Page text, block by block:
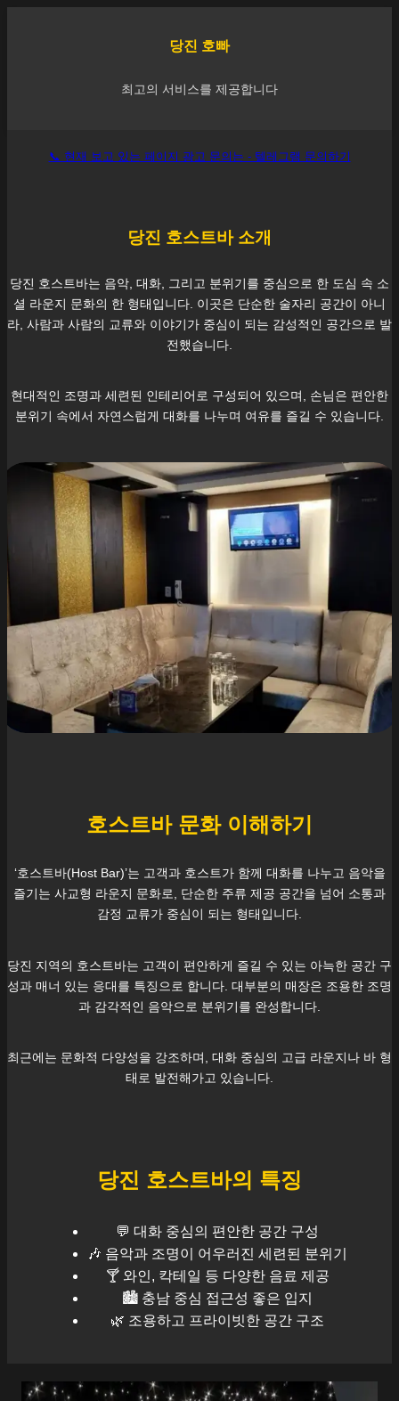
당진 호빠
최고의 서비스를 제공합니다
📞 현재 보고 있는 페이지 광고 문의는 - 텔레그램 문의하기
당진 호스트바 소개
당진 호스트바는 음악, 대화, 그리고 분위기를 중심으로 한 도심 속 소
셜 라운지 문화의 한 형태입니다. 이곳은 단순한 술자리 공간이 아니
라, 사람과 사람의 교류와 이야기가 중심이 되는 감성적인 공간으로 발
전했습니다.
현대적인 조명과 세련된 인테리어로 구성되어 있으며, 손님은 편안한
분위기 속에서 자연스럽게 대화를 나누며 여유를 즐길 수 있습니다.
호스트바 문화 이해하기
‘호스트바(Host Bar)’는 고객과 호스트가 함께 대화를 나누고 음악을
즐기는 사교형 라운지 문화로, 단순한 주류 제공 공간을 넘어 소통과
감정 교류가 중심이 되는 형태입니다.
당진 지역의 호스트바는 고객이 편안하게 즐길 수 있는 아늑한 공간 구
성과 매너 있는 응대를 특징으로 합니다. 대부분의 매장은 조용한 조명
과 감각적인 음악으로 분위기를 완성합니다.
최근에는 문화적 다양성을 강조하며, 대화 중심의 고급 라운지나 바 형
태로 발전해가고 있습니다.
당진 호스트바의 특징
💬 대화 중심의 편안한 공간 구성
🎶 음악과 조명이 어우러진 세련된 분위기
🍸 와인, 칵테일 등 다양한 음료 제공
🏙️ 충남 중심 접근성 좋은 입지
🌿 조용하고 프라이빗한 공간 구조